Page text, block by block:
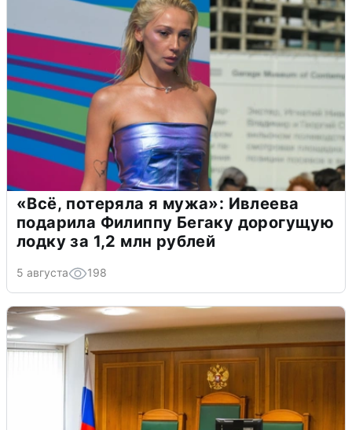
«Всё, потеряла я мужа»: Ивлеева
подарила Филиппу Бегаку дорогущую
лодку за 1,2 млн рублей
5 августа 198